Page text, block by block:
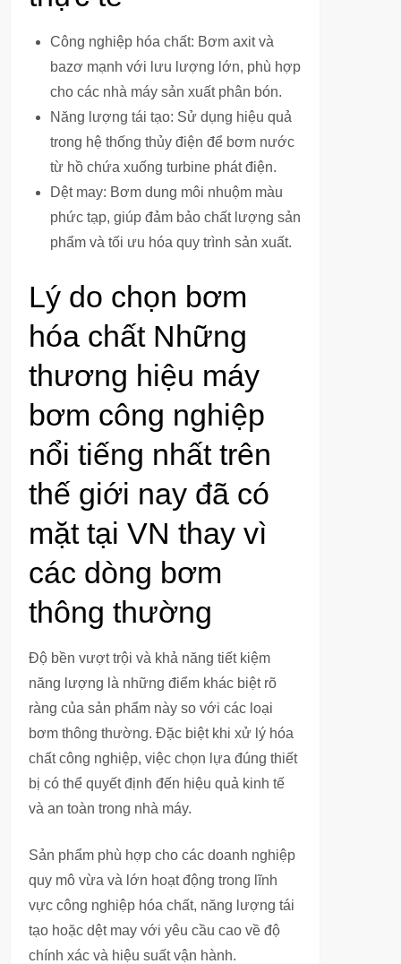
Công nghiệp hóa chất: Bơm axit và
bazơ mạnh với lưu lượng lớn, phù hợp
cho các nhà máy sản xuất phân bón.
Năng lượng tái tạo: Sử dụng hiệu quả
trong hệ thống thủy điện để bơm nước
từ hồ chứa xuống turbine phát điện.
Dệt may: Bơm dung môi nhuộm màu
phức tạp, giúp đảm bảo chất lượng sản
phẩm và tối ưu hóa quy trình sản xuất.
Lý do chọn bơm
hóa chất Những
thương hiệu máy
bơm công nghiệp
nổi tiếng nhất trên
thế giới nay đã có
mặt tại VN thay vì
các dòng bơm
thông thường
Độ bền vượt trội và khả năng tiết kiệm
năng lượng là những điểm khác biệt rõ
ràng của sản phẩm này so với các loại
bơm thông thường. Đặc biệt khi xử lý hóa
chất công nghiệp, việc chọn lựa đúng thiết
bị có thể quyết định đến hiệu quả kinh tế
và an toàn trong nhà máy.
Sản phẩm phù hợp cho các doanh nghiệp
quy mô vừa và lớn hoạt động trong lĩnh
vực công nghiệp hóa chất, năng lượng tái
tạo hoặc dệt may với yêu cầu cao về độ
chính xác và hiệu suất vận hành.